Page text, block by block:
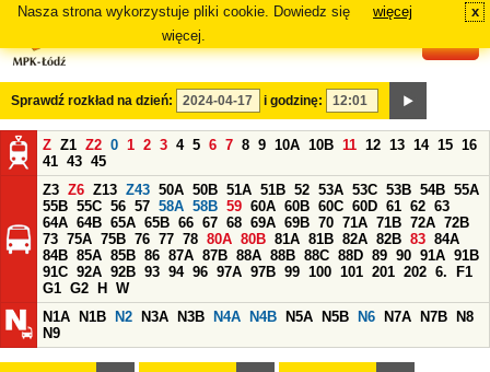
Nasza strona wykorzystuje pliki cookie. Dowiedz się
więcej.
więcej x
Sprawdź rozkład na dzień: i godzinę:
Z Z1 Z2 0 1 2 3 4 5 6 7 8 9 10A 10B 11 12 13 14 15 16
41 43 45
Z3 Z6 Z13 Z43 50A 50B 51A 51B 52 53A 53C 53B 54B 55A
55B 55C 56 57 58A 58B 59 60A 60B 60C 60D 61 62 63
64A 64B 65A 65B 66 67 68 69A 69B 70 71A 71B 72A 72B
73 75A 75B 76 77 78 80A 80B 81A 81B 82A 82B 83 84A
84B 85A 85B 86 87A 87B 88A 88B 88C 88D 89 90 91A 91B
91C 92A 92B 93 94 96 97A 97B 99 100 101 201 202 6.
F1
G1 G2 H
W
N1A
N1B N2 N3A N3B N4A N4B N5A N5B N6 N7A N7B
N8
N9